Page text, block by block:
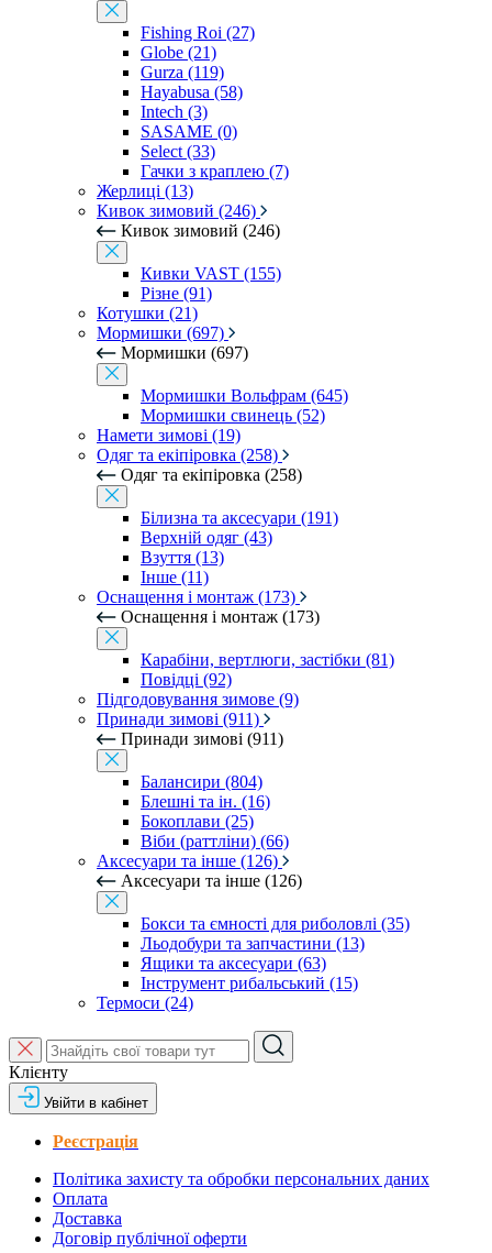
Fishing Roi (27)
Globe (21)
Gurza (119)
Hayabusa (58)
Intech (3)
SASAME (0)
Select (33)
Гачки з краплею (7)
Жерлиці (13)
Кивок зимовий (246)
Кивок зимовий (246)
Кивки VAST (155)
Різне (91)
Котушки (21)
Мормишки (697)
Мормишки (697)
Мормишки Вольфрам (645)
Мормишки свинець (52)
Намети зимові (19)
Одяг та екіпіровка (258)
Одяг та екіпіровка (258)
Білизна та аксесуари (191)
Верхній одяг (43)
Взуття (13)
Інше (11)
Оснащення і монтаж (173)
Оснащення і монтаж (173)
Карабіни, вертлюги, застібки (81)
Повідці (92)
Підгодовування зимове (9)
Принади зимові (911)
Принади зимові (911)
Балансири (804)
Блешні та ін. (16)
Бокоплави (25)
Віби (раттліни) (66)
Аксесуари та інше (126)
Аксесуари та інше (126)
Бокси та ємності для риболовлі (35)
Льодобури та запчастини (13)
Ящики та аксесуари (63)
Інструмент рибальський (15)
Термоси (24)
Клієнту
Увійти в кабінет
Реєстрація
Політика захисту та обробки персональних даних
Оплата
Доставка
Договір публічної оферти